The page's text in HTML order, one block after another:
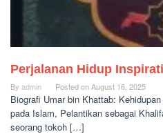
Perjalanan Hidup
By admin Posted onAugust 16, 2025
Biografi Umar bin Khattab:
pada Islam, Pelantikan sebagai
seorang tokoh […]